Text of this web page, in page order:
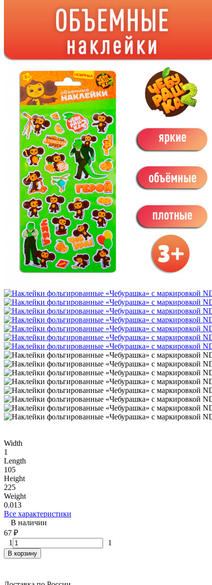
Width
1
Length
105
Height
225
Weight
0.013
Все характеристики
В наличии
67 ₽
1
1
В корзину